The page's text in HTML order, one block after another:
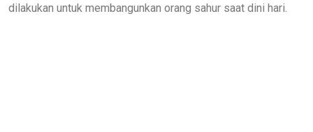
dilakukan untuk membangunkan orang sahur saat dini hari.